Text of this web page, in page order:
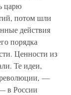
царю
потом шли
действия
порядка
Ценности из
Те идеи,
революции, —
в России